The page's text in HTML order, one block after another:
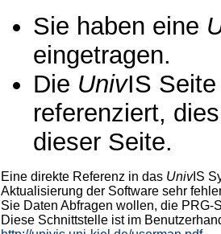
Sie haben eine
eingetragen.
Die UnivIS
referenziert,
dieser Seite.
Eine direkte Referenz in das UnivIS
Aktualisierung der Software sehr
Sie Daten Abfragen wollen, die PRG-
Diese Schnittstelle ist im